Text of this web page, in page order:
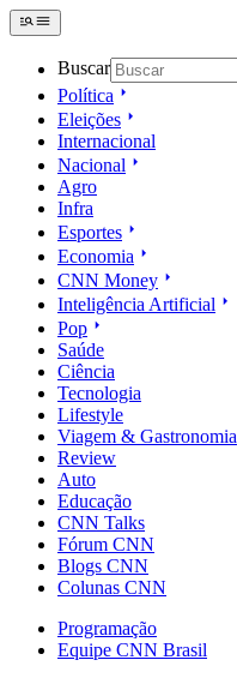
Buscar
Política
Eleições
Internacional
Nacional
Agro
Infra
Esportes
Economia
CNN Money
Inteligência Artificial
Pop
Saúde
Ciência
Tecnologia
Lifestyle
Viagem & Gastronomia
Review
Auto
Educação
CNN Talks
Fórum CNN
Blogs CNN
Colunas CNN
Programação
Equipe CNN Brasil